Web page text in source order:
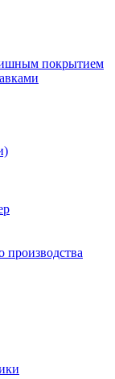
покрытием
производства